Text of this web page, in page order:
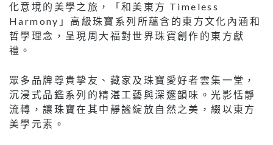
化意境的美學之旅，「和美東方 Timeless
Harmony」高級珠寶系列所蘊含的東方文化內涵和
哲學理念，呈現周大福對世界珠寶創作的東方獻
禮。
眾多品牌尊貴摯友、藏家及珠寶愛好者雲集一堂，
沉浸式品鑑系列的精湛工藝與深邃韻味。光影恬靜
流轉，讓珠寶在其中靜謐綻放自然之美，綴以東方
美學元素。